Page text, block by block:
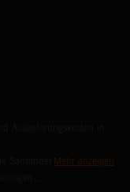
Mehr anzeigen